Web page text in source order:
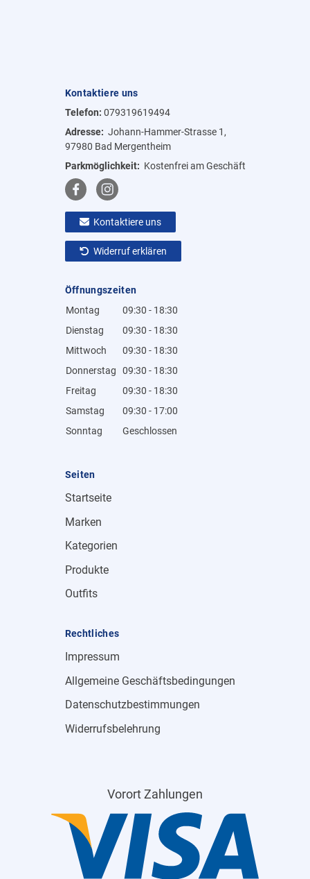
Kontaktiere uns
Telefon: 079319619494
Adresse: Johann-Hammer-Strasse 1,
97980 Bad Mergentheim
Parkmöglichkeit: Kostenfrei am Geschäft
Kontaktiere uns
Widerruf erklären
Öffnungszeiten
Montag
09:30 - 18:30
Dienstag
09:30 - 18:30
Mittwoch
09:30 - 18:30
Donnerstag
09:30 - 18:30
Freitag
09:30 - 18:30
Samstag
09:30 - 17:00
Sonntag
Geschlossen
Seiten
Startseite
Marken
Kategorien
Produkte
Outfits
Rechtliches
Impressum
Allgemeine Geschäftsbedingungen
Datenschutzbestimmungen
Widerrufsbelehrung
Vorort Zahlungen